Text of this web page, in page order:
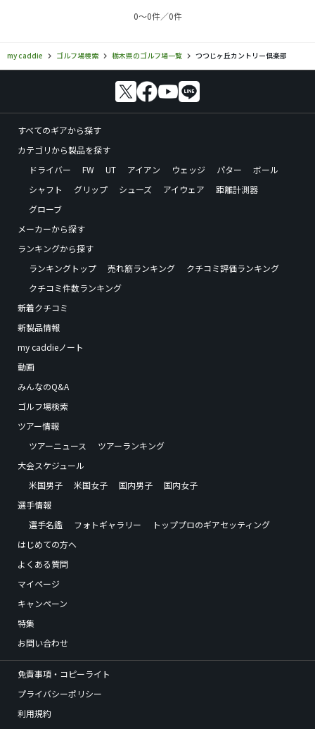
0〜0件／0件
my caddie ゴルフ場検索 栃木県のゴルフ場一覧 つつじヶ丘カントリー倶楽部
すべてのギアから探す
カテゴリから製品を探す
ドライバー
FW UT アイアン ウェッジ パター
ボール
シャフト
グリップ シューズ アイウェア
距離計測器
グローブ
メーカーから探す
ランキングから探す
ランキングトップ
売れ筋ランキング
クチコミ評価ランキング
クチコミ件数ランキング
新着クチコミ
新製品情報
my caddieノート
動画
みんなのQ&A
ゴルフ場検索
ツアー情報
ツアーニュース
ツアーランキング
大会スケジュール
米国男子
米国女子 国内男子
国内女子
選手情報
選手名鑑
フォトギャラリー
トッププロのギアセッティング
はじめての方へ
よくある質問
マイページ
キャンペーン
特集
お問い合わせ
免責事項・コピーライト
プライバシーポリシー
利用規約